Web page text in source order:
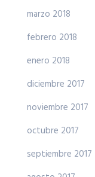
marzo 2018
febrero 2018
enero 2018
diciembre 2017
noviembre 2017
octubre 2017
septiembre 2017